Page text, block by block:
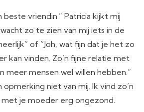
beste vriendin.” Patricia kijkt mij
zo te zien van mij iets in de
of “Joh, wat fijn dat je het zo
kan vinden. Zo’n fijne relatie met
meer mensen wel willen hebben.”
opmerking niet van mij. Ik vind zo’n
je moeder erg ongezond.